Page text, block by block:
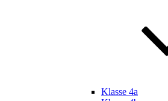
Klasse 4a